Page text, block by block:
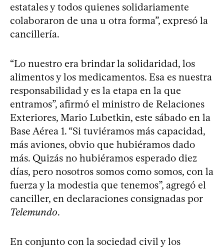
estatales y todos quienes solidariamente
colaboraron de una u otra forma”, expresó la
cancillería.
“Lo nuestro era brindar la solidaridad, los
alimentos y los medicamentos. Esa es nuestra
responsabilidad y es la etapa en la que
entramos”, afirmó el ministro de Relaciones
Exteriores, Mario Lubetkin, este sábado en la
Base Aérea 1. “Si tuviéramos más capacidad,
más aviones, obvio que hubiéramos dado
más. Quizás no hubiéramos esperado diez
días, pero nosotros somos como somos, con la
fuerza y la modestia que tenemos”, agregó el
canciller, en declaraciones consignadas por
Telemundo.
En conjunto con la sociedad civil y los